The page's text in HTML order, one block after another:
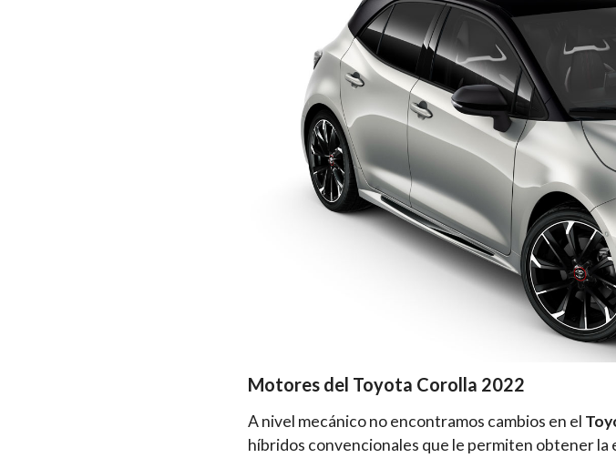
Motores del Toyota Corolla 2022
A nivel mecánico no encontramos cambios en el
híbridos convencionales que le permiten obtener la